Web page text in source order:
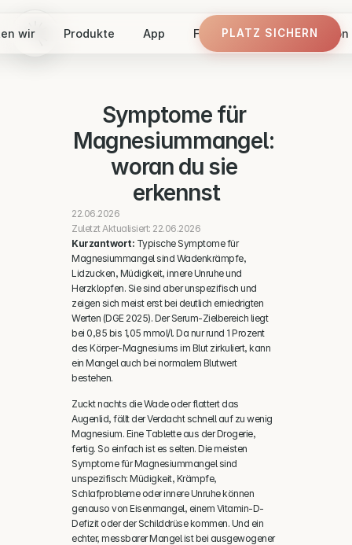
wir Produkte App Finde dein Panel Vision
PLATZ SICHERN
Symptome für
Magnesiummangel:
woran du sie
erkennst
22.06.2026
Zuletzt Aktualisiert: 22.06.2026
Kurzantwort: Typische Symptome für
Magnesiummangel sind Wadenkrämpfe,
Lidzucken, Müdigkeit, innere Unruhe und
Herzklopfen. Sie sind aber unspezifisch und
zeigen sich meist erst bei deutlich erniedrigten
Werten (DGE 2025). Der Serum-Zielbereich liegt
bei 0,85 bis 1,05 mmol/l. Da nur rund 1 Prozent
des Körper-Magnesiums im Blut zirkuliert, kann
ein Mangel auch bei normalem Blutwert
bestehen.
Zuckt nachts die Wade oder flattert das
Augenlid, fällt der Verdacht schnell auf zu wenig
Magnesium. Eine Tablette aus der Drogerie,
fertig. So einfach ist es selten. Die meisten
Symptome für Magnesiummangel sind
unspezifisch: Müdigkeit, Krämpfe,
Schlafprobleme oder innere Unruhe können
genauso von Eisenmangel, einem Vitamin-D-
Defizit oder der Schilddrüse kommen. Und ein
echter, messbarer Mangel ist bei ausgewogener